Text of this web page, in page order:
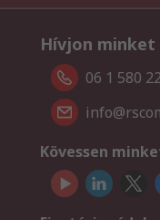
Hívjon minket
06 1 580
Kövessen